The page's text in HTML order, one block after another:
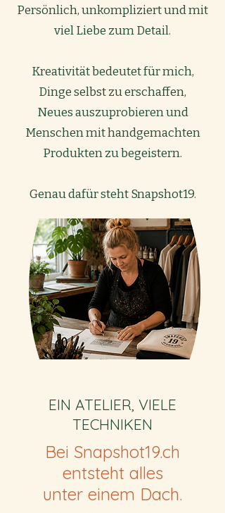
Persönlich, unkompliziert und mit
viel Liebe zum Detail.
Kreativität bedeutet für mich,
Dinge selbst zu erschaffen,
Neues auszuprobieren und
Menschen mit handgemachten
Produkten zu begeistern.
Genau dafür steht Snapshot19.
EIN ATELIER, VIELE
TECHNIKEN
Bei Snapshot19.ch
entsteht alles
unter einem Dach.